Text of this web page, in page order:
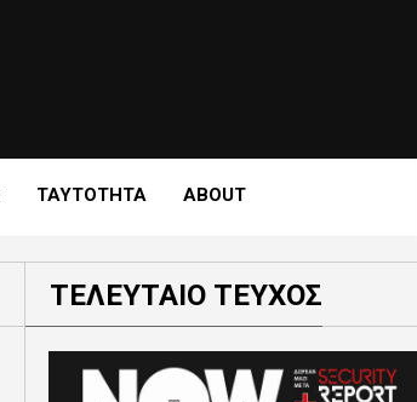
ΤΑΥΤΟΤΗΤΑ ABOUT
ΤΕΛΕΥΤΑΙΟ ΤΕΥΧΟΣ